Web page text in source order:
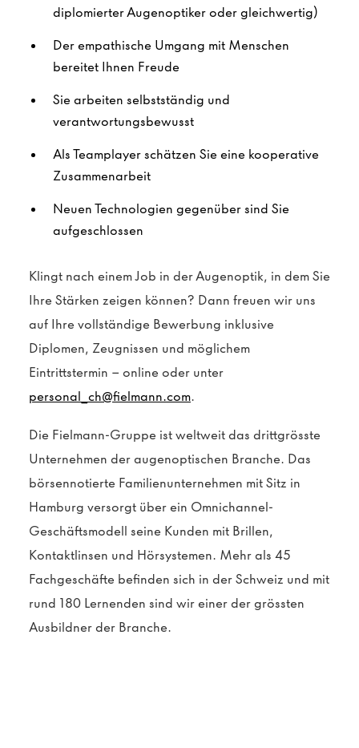
diplomierter Augenoptiker oder gleichwertig)
Der empathische Umgang mit Menschen
bereitet Ihnen Freude
Sie arbeiten selbstständig und
verantwortungsbewusst
Als Teamplayer schätzen Sie eine kooperative
Zusammenarbeit
Neuen Technologien gegenüber sind Sie
aufgeschlossen
Klingt nach einem Job in der Augenoptik, in dem Sie
Ihre Stärken zeigen können? Dann freuen wir uns
auf Ihre vollständige Bewerbung inklusive
Diplomen, Zeugnissen und möglichem
Eintrittstermin – online oder unter
personal_ch@fielmann.com.
Die Fielmann-Gruppe ist weltweit das drittgrösste
Unternehmen der augenoptischen Branche. Das
börsennotierte Familienunternehmen mit Sitz in
Hamburg versorgt über ein Omnichannel-
Geschäftsmodell seine Kunden mit Brillen,
Kontaktlinsen und Hörsystemen. Mehr als 45
Fachgeschäfte befinden sich in der Schweiz und mit
rund 180 Lernenden sind wir einer der grössten
Ausbildner der Branche.